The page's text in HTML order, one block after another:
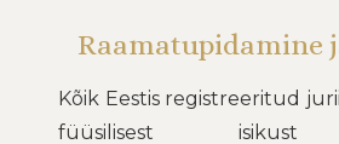
Raamatupidamine
Kõik Eestis registreeritud
füüsilisest isikust